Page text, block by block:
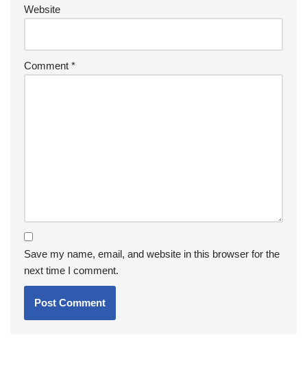
Website
Comment *
Save my name, email, and website in this browser for the
next time I comment.